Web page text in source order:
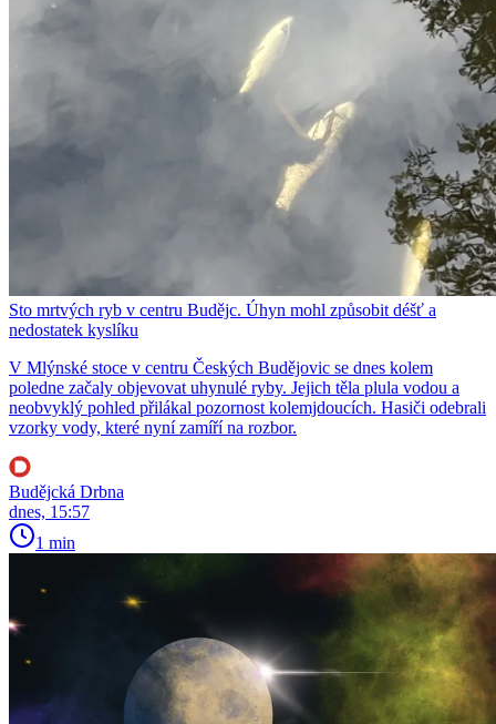
Sto mrtvých ryb v centru Budějc. Úhyn mohl způsobit déšť a
nedostatek kyslíku
V Mlýnské stoce v centru Českých Budějovic se dnes kolem
poledne začaly objevovat uhynulé ryby. Jejich těla plula vodou a
neobvyklý pohled přilákal pozornost kolemjdoucích. Hasiči odebrali
vzorky vody, které nyní zamíří na rozbor.
Budějcká Drbna
dnes, 15:57
1 min